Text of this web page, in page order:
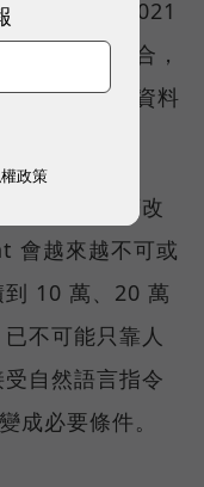
也從 2021
速網路的融合，
進一步成為資料
式也會跟著改
會越來越不可或
10 萬、20 萬
不可能只靠人
自然語言指令
成必要條件。
政策